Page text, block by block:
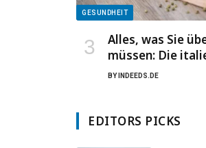
GESUNDHEIT
Alles, was Sie
müssen: Die
BY INDEEDS.DE
EDITORS PICKS